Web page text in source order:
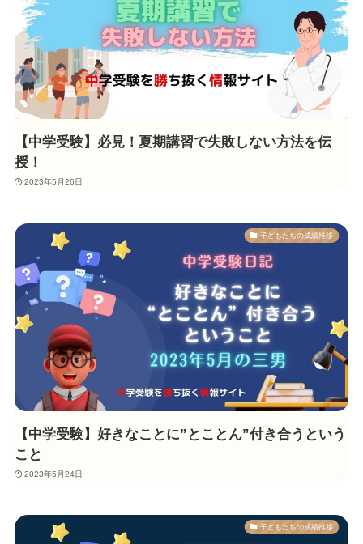
【中学受験】必見！夏期講習で失敗しない方法を伝
授！
2023年5月26日
子どもたちの成績推移
【中学受験】好きなことに”とことん”付き合うという
こと
2023年5月24日
子どもたちの成績推移